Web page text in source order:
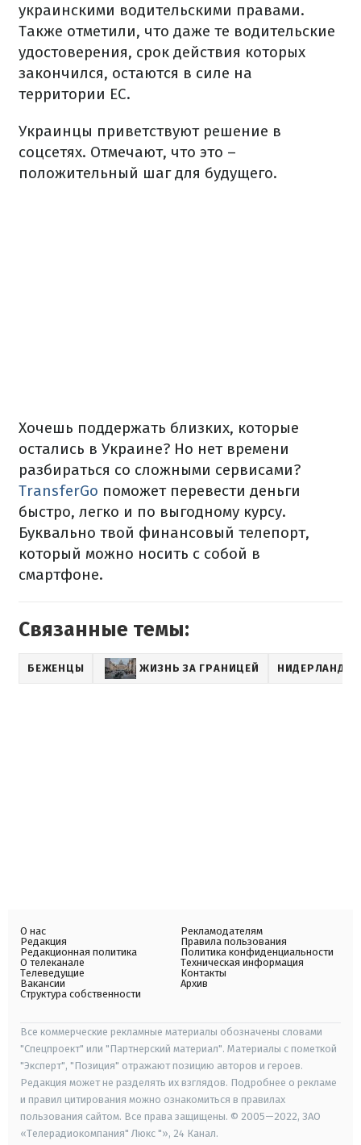
украинскими водительскими правами.
Также отметили, что даже те водительские
удостоверения, срок действия которых
закончился, остаются в силе на
территории ЕС.
Украинцы приветствуют решение в
соцсетях. Отмечают, что это –
положительный шаг для будущего.
Хочешь поддержать близких, которые
остались в Украине? Но нет времени
разбираться со сложными сервисами?
TransferGo поможет перевести деньги
быстро, легко и по выгодному курсу.
Буквально твой финансовый телепорт,
который можно носить с собой в
смартфоне.
Связанные темы:
БЕЖЕНЦЫ ЖИЗНЬ ЗА ГРАНИЦЕЙ НИДЕРЛАНДЫ
О нас
Редакция
Редакционная политика
О телеканале
Телеведущие
Вакансии
Структура собственности
Рекламодателям
Правила пользования
Политика конфиденциальности
Техническая информация
Контакты
Архив
Все коммерческие рекламные материалы обозначены словами
"Спецпроект" или "Партнерский материал". Материалы с пометкой
"Эксперт", "Позиция" отражают позицию авторов и героев.
Редакция может не разделять их взглядов. Подробнее о рекламе
и правил цитирования можно ознакомиться в правилах
пользования сайтом. Все права защищены. © 2005—2022, ЗАО
«Телерадиокомпания" Люкс "», 24 Канал.